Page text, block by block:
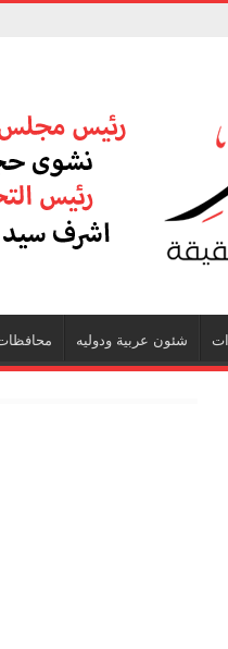
شئون عربية ودوليه